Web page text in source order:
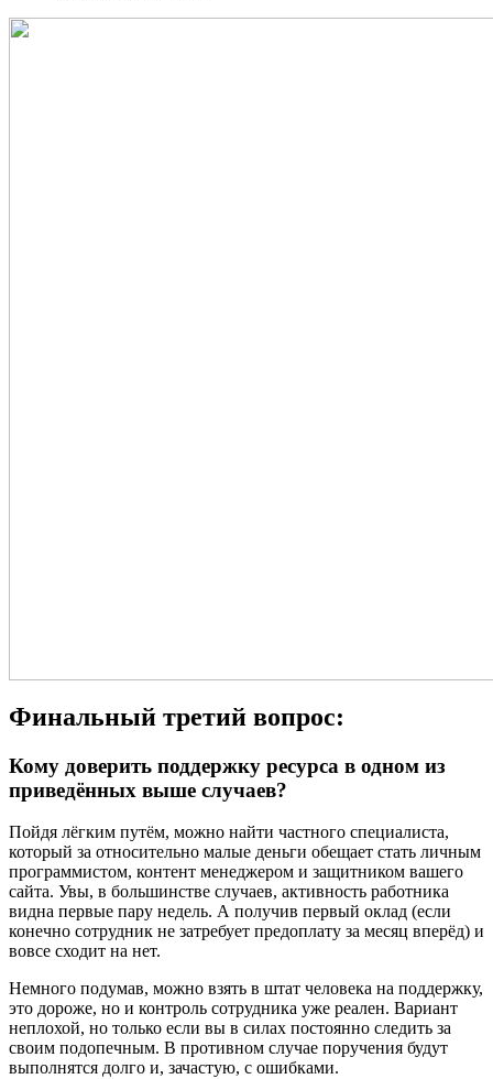
Финальный третий вопрос:
Кому доверить поддержку ресурса в одном из
приведённых выше случаев?
Пойдя лёгким путём, можно найти частного специалиста,
который за относительно малые деньги обещает стать личным
программистом, контент менеджером и защитником вашего
сайта. Увы, в большинстве случаев, активность работника
видна первые пару недель. А получив первый оклад (если
конечно сотрудник не затребует предоплату за месяц вперёд) и
вовсе сходит на нет.
Немного подумав, можно взять в штат человека на поддержку,
это дороже, но и контроль сотрудника уже реален. Вариант
неплохой, но только если вы в силах постоянно следить за
своим подопечным. В противном случае поручения будут
выполнятся долго и, зачастую, с ошибками.